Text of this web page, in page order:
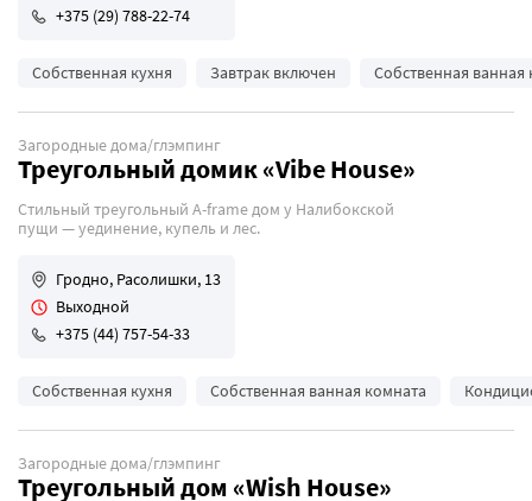
+375 (29) 788-22-74
Собственная кухня Завтрак включен Собственная ванная
Загородные дома/глэмпинг
Треугольный домик «Vibe House»
Стильный треугольный A-frame дом у Налибокской
пущи — уединение, купель и лес.
Гродно, Расолишки, 13
Выходной
+375 (44) 757-54-33
Собственная кухня Собственная ванная комната
Загородные дома/глэмпинг
Треугольный дом «Wish House»